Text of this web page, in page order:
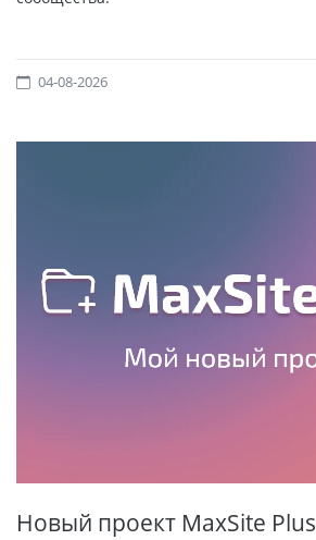
04-08-2026
Новый проект MaxSite Plus